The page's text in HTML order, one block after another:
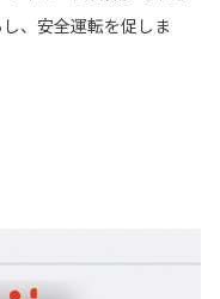
、安全運転を促しま